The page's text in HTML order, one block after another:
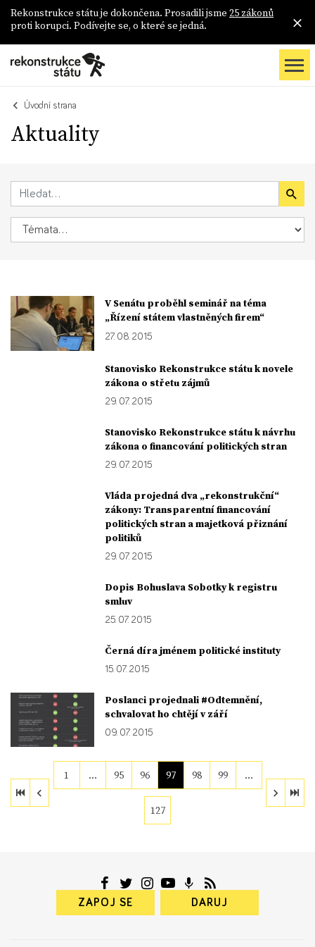
Rekonstrukce státu je dokončena. Prosadili jsme 25 zákonů
proti korupci. Podívejte se, o které se jedná.
Úvodní strana
Aktuality
V Senátu proběhl seminář na téma
„Řízení státem vlastněných firem“
27. 08. 2015
Stanovisko Rekonstrukce státu k novele
zákona o střetu zájmů
29. 07. 2015
Stanovisko Rekonstrukce státu k návrhu
zákona o financování politických stran
29. 07. 2015
Vláda projedná dva „rekonstrukční“
zákony: Transparentní financování
politických stran a majetková přiznání
politiků
29. 07. 2015
Dopis Bohuslava Sobotky k registru
smluv
25. 07. 2015
Černá díra jménem politické instituty
15. 07. 2015
Poslanci projednali #Odtemnění,
schvalovat ho chtějí v září
09. 07. 2015
1 … 95 96 97 98 99 …
127
ZAPOJ SE DARUJ